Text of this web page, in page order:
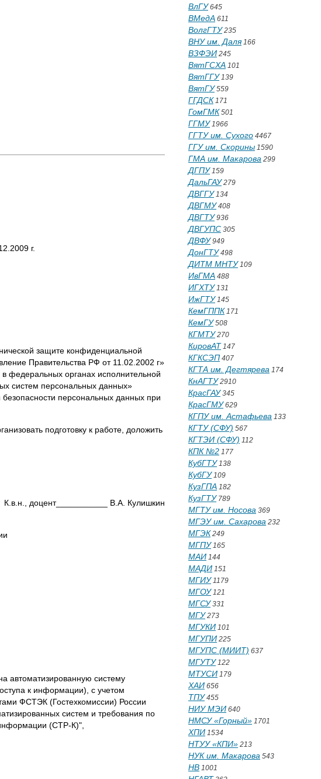
г.
защите конфиденциальной
Правительства РФ от 11.02.2002 г»
федеральных органах исполнительной
систем персональных данных»
персональных данных при
подготовку к работе, доложить
К.в.н., доцент___________ В.А. Кулишкин
автоматизированную систему
к информации), с учетом
ФСТЭК (Гостехкомиссии) России
систем и требования по
(СТР-К)",
ВлГУ645
ВМедА 611
ВолгГТУ235
ВНУ им. Даля166
ВЗФЭИ 245
ВятГСХА 101
ВятГГУ139
ВятГУ559
ГГДСК 171
ГомГМК 501
ГГМУ1966
ГГТУ им. Сухого 4467
ГГУ им. Скорины 1590
ГМА им. Макарова 299
ДГПУ159
ДальГАУ279
ДВГГУ134
ДВГМУ408
ДВГТУ936
ДВГУПС 305
ДВФУ949
ДонГТУ498
ДИТМ МНТУ109
ИвГМА 488
ИГХТУ131
ИжГТУ145
КемГППК 171
КемГУ508
КГМТУ270
КировАТ 147
КГКСЭП 407
КГТА им. Дегтярева 174
КнАГТУ2910
КрасГАУ345
КрасГМУ629
КГПУ им. Астафьева 133
КГТУ (СФУ) 567
КГТЭИ (СФУ) 112
КПК №2 177
КубГТУ138
КубГУ109
КузГПА 182
КузГТУ789
МГТУ им. Носова 369
МГЭУ им. Сахарова 232
МГЭК 249
МГПУ165
МАИ 144
МАДИ 151
МГИУ1179
МГОУ121
МГСУ331
МГУ273
МГУКИ 101
МГУПИ 225
МГУПС (МИИТ) 637
МГУТУ122
МТУСИ 179
ХАИ 656
ТПУ455
НИУ МЭИ 640
НМСУ «Горный» 1701
ХПИ 1534
НТУУ «КПИ» 213
НУК им. Макарова 543
НВ 1001